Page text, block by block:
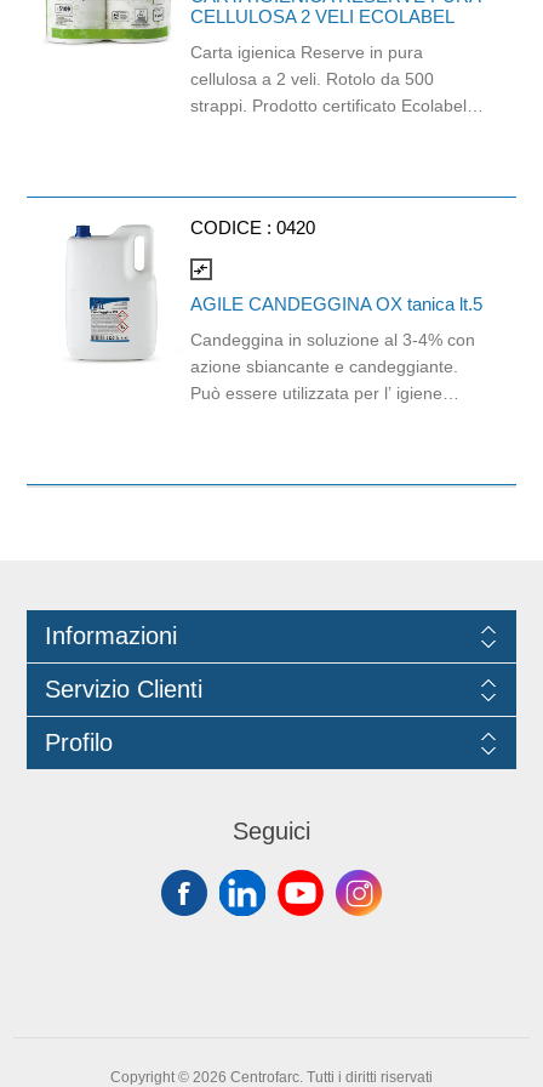
CELLULOSA 2 VELI ECOLABEL
Carta igienica Reserve in pura
cellulosa a 2 veli. Rotolo da 500
strappi. Prodotto certificato Ecolabel e
CODICE : 0420
compare_arrows
AGILE CANDEGGINA OX tanica lt.5
Candeggina in soluzione al 3-4% con
azione sbiancante e candeggiante.
Può essere utilizzata per l’ igiene
Informazioni
Servizio Clienti
Profilo
Seguici
Copyright © 2026 Centrofarc. Tutti i diritti riservati